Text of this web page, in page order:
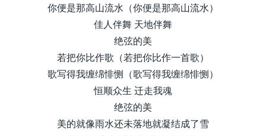
你便是那高山流水（你便是那高山流水）
佳人伴舞 天地伴舞
绝弦的美
若把你比作歌（若把你比作一首歌）
歌写得我缠绵悱恻（歌写得我缠绵悱恻）
恒顺众生 迁走我魂
绝弦的美
美的就像雨水还未落地就凝结成了雪